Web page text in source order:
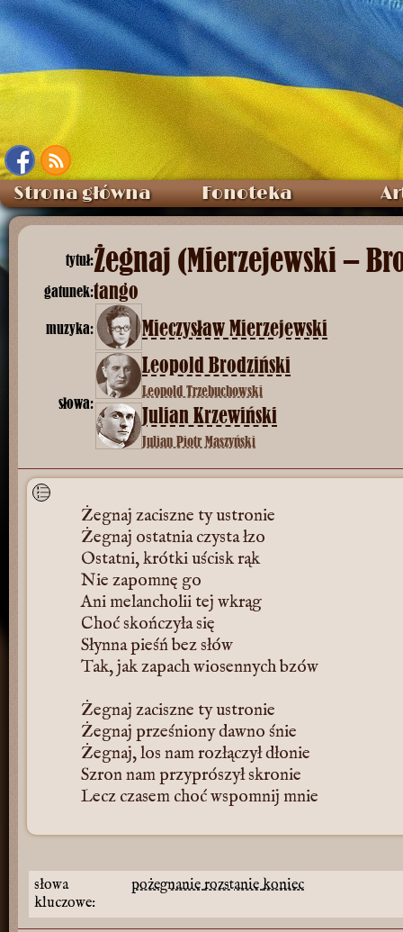
Strona główna Fonoteka
tytuł:Żegnaj (Mierzejewski –
gatunek:tango
muzyka: Mieczysław Mierzejewski
słowa:
Leopold Brodziński
Leopold Trzebuchowski
Julian Krzewiński
Julian Piotr Maszyński
Żegnaj zaciszne ty ustronie
Żegnaj ostatnia czysta łzo
Ostatni, krótki uścisk rąk
Nie zapomnę go
Ani melancholii tej wkrąg
Choć skończyła się
Słynna pieśń bez słów
Tak, jak zapach wiosennych bzów
Żegnaj zaciszne ty ustronie
Żegnaj prześniony dawno śnie
Żegnaj, los nam rozłączył dłonie
Szron nam przyprószył skronie
Lecz czasem choć wspomnij mnie
słowa
kluczowe:
pożegnanierozstaniekoniec